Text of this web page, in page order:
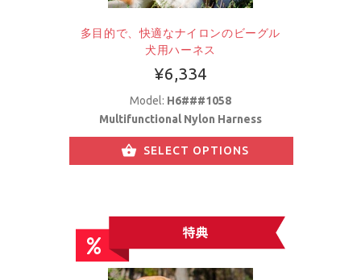
多目的で、快適なナイロンのビーグル
犬用ハーネス
¥6,334
Model: H6###1058
Multifunctional Nylon Harness
SELECT OPTIONS